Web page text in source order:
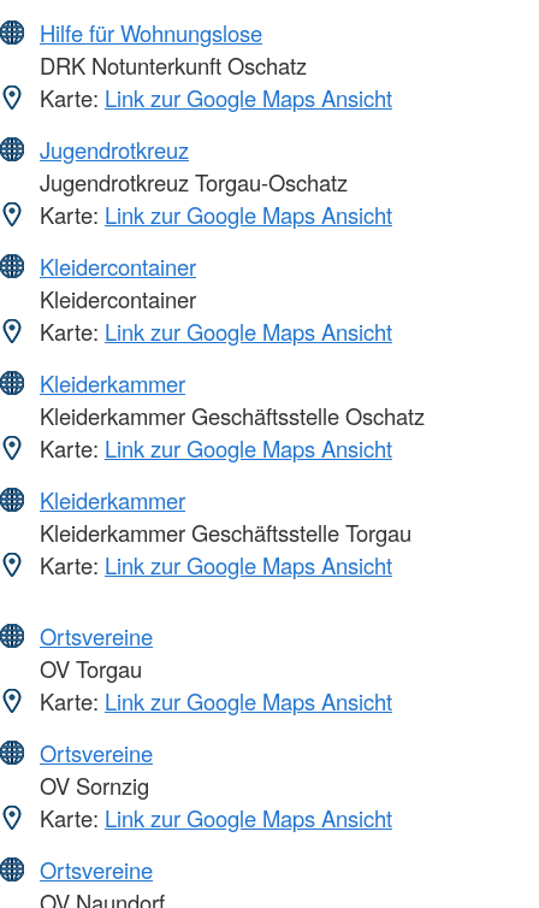
Hilfe für Wohnungslose
DRK Notunterkunft Oschatz
Karte: Link zur Google Maps Ansicht
Jugendrotkreuz
Jugendrotkreuz Torgau-Oschatz
Karte: Link zur Google Maps Ansicht
Kleidercontainer
Kleidercontainer
Karte: Link zur Google Maps Ansicht
Kleiderkammer
Kleiderkammer Geschäftsstelle Oschatz
Karte: Link zur Google Maps Ansicht
Kleiderkammer
Kleiderkammer Geschäftsstelle Torgau
Karte: Link zur Google Maps Ansicht
Ortsvereine
OV Torgau
Karte: Link zur Google Maps Ansicht
Ortsvereine
OV Sornzig
Karte: Link zur Google Maps Ansicht
Ortsvereine